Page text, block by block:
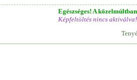
Egészséges! A
Képfeltöltés nincs aktiválva!